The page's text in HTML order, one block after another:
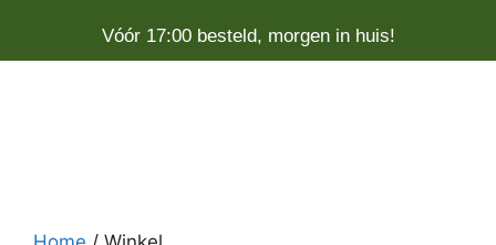
Vóór 17:00 besteld, morgen in huis!